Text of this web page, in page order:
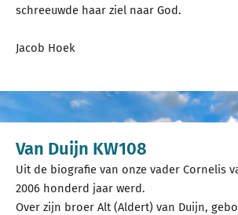
schreeuwde haar ziel naar God.
Jacob Hoek
Van Duijn KW108
Uit de biografie van onze vader Cornelis
2006 honderd jaar werd.
Over zijn broer Alt (Aldert) van Duijn,